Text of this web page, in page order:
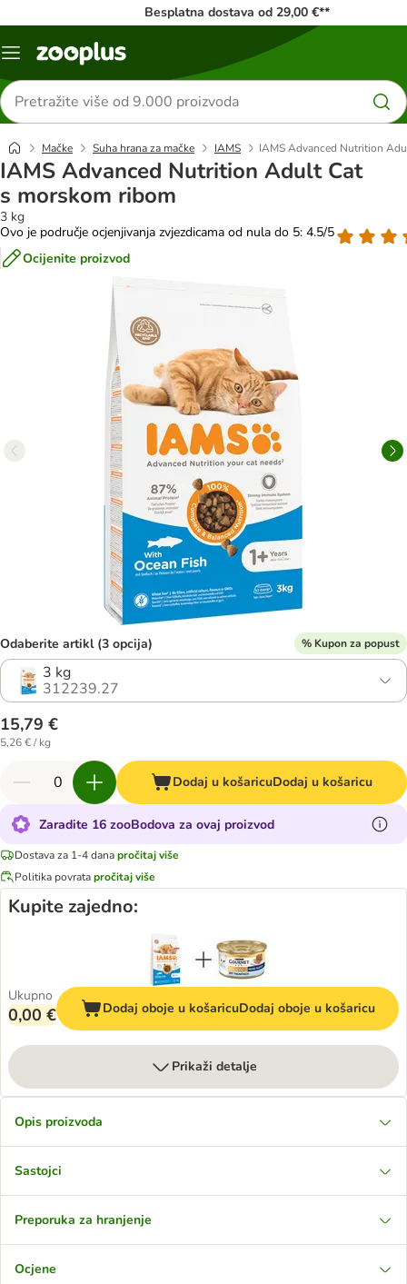
Besplatna dostava od 29,00 €**
Izbornik
Traži
proizvode
Mačke Suha hrana za mačke IAMS IAMS Advanced Nutrition
IAMS Advanced Nutrition Adult Cat
s morskom ribom
3 kg
Ovo je područje ocjenjivanja zvjezdicama od nula do 5: 4.5/5
Ocijenite proizvod
Odaberite artikl (3 opcija) % Kupon za popust
3 kg
312239.27
15,79 €
5,26 € / kg
Dodaj u košaricuDodaj u košaricu
Zaradite 16 zooBodova za ovaj proizvod
Dostava za 1-4 danapročitaj više
Politika povratapročitaj više
Kupite zajedno:
Ukupno
0,00 € Dodaj oboje u košaricuDodaj oboje u košaricu
Prikaži detalje
Opis proizvoda
Sastojci
Preporuka za hranjenje
Ocjene